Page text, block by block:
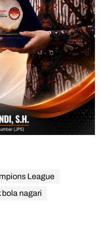
League
bola nagari